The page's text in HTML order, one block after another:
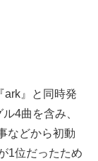
』と同時発
4曲を含み、
などから初動
1位だったため